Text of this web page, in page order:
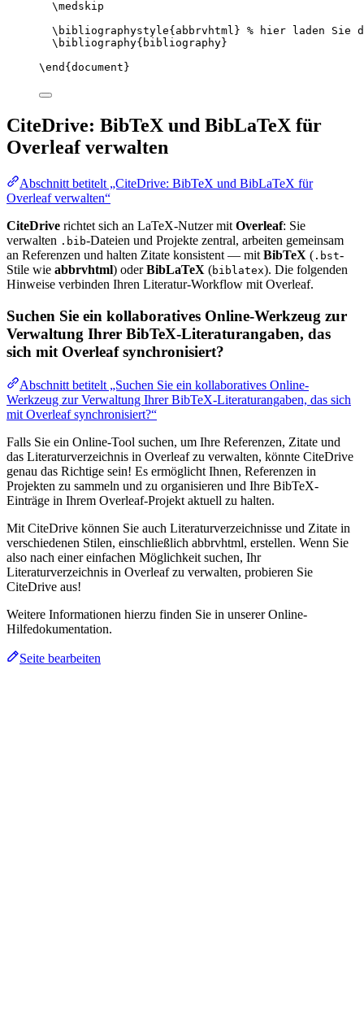
\medskip
\bibliographystyle{abbrvhtml} % hier laden Sie
\bibliography{bibliography}
\end { document }
CiteDrive: BibTeX und BibLaTeX für
Overleaf verwalten
Abschnitt betitelt „CiteDrive: BibTeX und BibLaTeX für
Overleaf verwalten“
CiteDrive richtet sich an LaTeX-Nutzer mit Overleaf: Sie
verwalten .bib-Dateien und Projekte zentral, arbeiten gemeinsam
an Referenzen und halten Zitate konsistent — mit BibTeX ( .bst-
Stile wie abbrvhtml) oderBibLaTeX (biblatex). Die folgenden
Hinweise verbinden Ihren Literatur-Workflow mit Overleaf.
Suchen Sie ein kollaboratives Online-Werkzeug zur
Verwaltung Ihrer BibTeX-Literaturangaben, das
sich mit Overleaf synchronisiert?
Abschnitt betitelt „Suchen Sie ein kollaboratives Online-
Werkzeug zur Verwaltung Ihrer BibTeX-Literaturangaben, das sich
mit Overleaf synchronisiert?“
Falls Sie ein Online-Tool suchen, um Ihre Referenzen, Zitate und
das Literaturverzeichnis in Overleaf zu verwalten, könnte CiteDrive
genau das Richtige sein! Es ermöglicht Ihnen, Referenzen in
Projekten zu sammeln und zu organisieren und Ihre BibTeX-
Einträge in Ihrem Overleaf-Projekt aktuell zu halten.
Mit CiteDrive können Sie auch Literaturverzeichnisse und Zitate in
verschiedenen Stilen, einschließlich abbrvhtml, erstellen. Wenn Sie
also nach einer einfachen Möglichkeit suchen, Ihr
Literaturverzeichnis in Overleaf zu verwalten, probieren Sie
CiteDrive aus!
Weitere Informationen hierzu finden Sie in unserer Online-
Hilfedokumentation.
Seite bearbeiten